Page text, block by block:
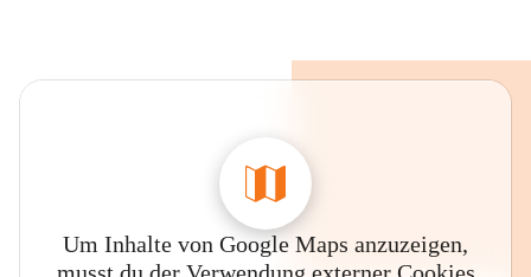
Um Inhalte von Google Maps anzuzeigen,